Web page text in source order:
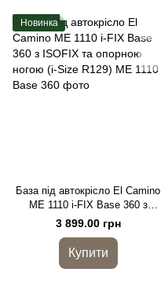
Новинка
База під автокрісло El Camino
ME 1110 i-FIX Base 360 з
ISOFIX та опорною ногою (i-
Size R129)
3 899.00 грн
Купити